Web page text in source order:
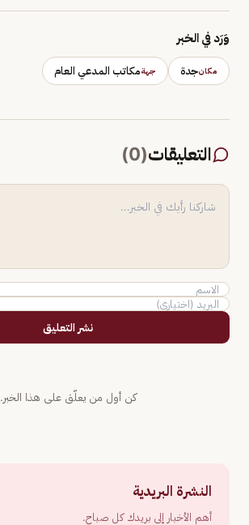
وَرَد في الخبر
مكانجدة جهةمكاتب المدعي العام
التعليقات(
0
)
نشر التعليق
كن أول من يعلّق على هذا الخبر.
النشرة البريدية
أهم الأخبار إلى بريدك كل صباح.